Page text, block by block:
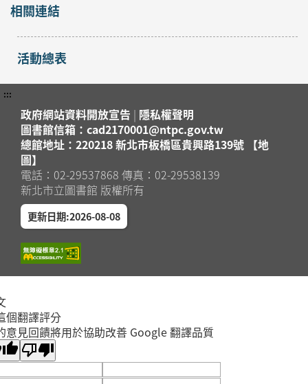
相關連結
活動總表
:::
政府網站資料開放宣告 | 隱私權聲明
圖書館信箱：cad2170001@ntpc.gov.tw
總館地址：220218 新北市板橋區貴興路139號 【地
圖】
電話：02-29537868 傳真：02-29538139
新北市立圖書館 版權所有
更新日期:2026-08-08
個翻譯評分
意見回饋將用於協助改善 Google 翻譯品質